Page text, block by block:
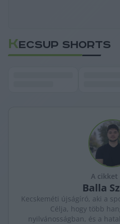
KECSUP SHORTS
A
Balla
Kecskeméti újságíró, aki a
Célja, hogy több
nyilvánosságban, és a